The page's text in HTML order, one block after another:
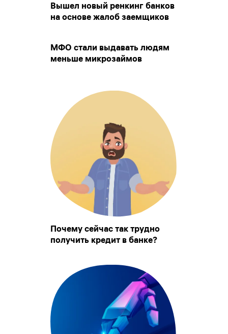
Вышел новый ренкинг банков
на основе жалоб заемщиков
МФО стали выдавать людям
меньше микрозаймов
Почему сейчас так трудно
получить кредит в банке?